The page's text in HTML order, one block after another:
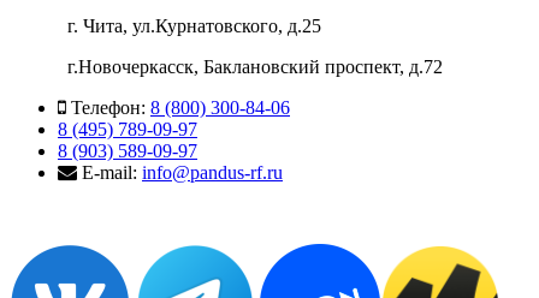
г. Чита, ул.Курнатовского, д.25
г.Новочеркасск, Баклановский проспект, д.72
Телефон: 8 (800) 300-84-06
8 (495) 789-09-97
8 (903) 589-09-97
E-mail: info@pandus-rf.ru